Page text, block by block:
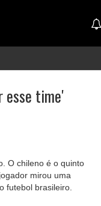
esse time'
O chileno é o quinto
mirou uma
futebol brasileiro.